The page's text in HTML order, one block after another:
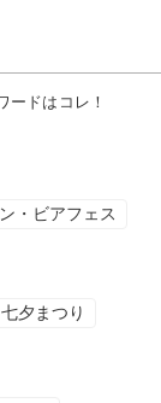
ードはコレ！
・ビアフェス
七夕まつり